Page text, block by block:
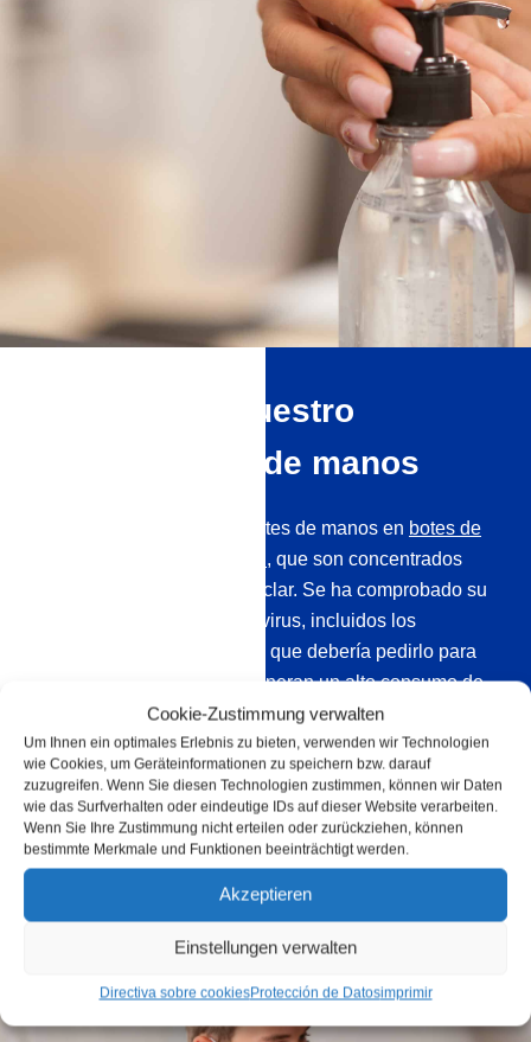
Cookie-Zustimmung verwalten
Um Ihnen ein optimales Erlebnis zu bieten, verwenden wir Technologien
wie Cookies, um Geräteinformationen zu speichern bzw. darauf
zuzugreifen. Wenn Sie diesen Technologien zustimmen, können wir Daten
wie das Surfverhalten oder eindeutige IDs auf dieser Website verarbeiten.
Wenn Sie Ihre Zustimmung nicht erteilen oder zurückziehen, können
bestimmte Merkmale und Funktionen beeinträchtigt werden.
Akzeptieren
Einstellungen verwalten
Directiva sobre cookiesProtección de Datosimprimir
Ventajas de nuestro
desinfectante de manos
Suministramos desinfectantes de manos en botes de
, que son concentrados
muy económicos para mezclar. Se ha comprobado su
eficacia contra bacterias y virus, incluidos los
coronavirus, y es tan eficaz que debería pedirlo para
zonas más grandes que generan un alto consumo de
desinfectante. Otra alternativa son las soluciones ya
preparadas que puede poner en práctica de
inmediato.